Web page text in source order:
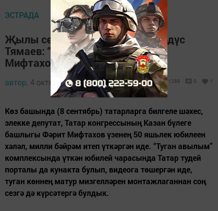
ЭСТРАДА
Җылы сентябрь истәлеге – Фирдүс
Тямаев: “Якташым Фәрит абый
Мифтаховны яңача ачтым”
автор, 4 октябрь 2018 - 11:20 1289 0 1
Көз башында (8 сентябрь) татарларга билгеле шәхес,
элекке депутат, Татар конгрессының Казан бүлеге
башлыгы Фәрит Мифтахов үзенең 50 яшьлек юбилеен
хәләл, милли бәйрәм итеп үткәргән иде. “Туган авылым”
комплексында үткән юбилей чарасында Татар тудей
порталы да кунакта булып, видеога төшергән иде,
туган көннең матур мизгелләрен монтажлаганнан соң
сезгә дә күрсәтергә булдык.